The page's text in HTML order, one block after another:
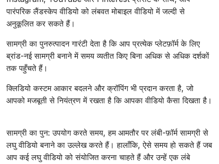
पारंपरिक लैंडस्केप वीडियो को लंबवत मोबाइल वीडियो में जल्दी से
अनुकूलित कर सकते हैं।
सामग्री का पुनरुत्पादन गारंटी देता है कि आप प्रत्येक प्लेटफ़ॉर्म के लिए
ब्रांड-नई सामग्री बनाने में समय व्यतीत किए बिना अधिक से अधिक दर्शकों
तक पहुँचते हैं।
क्लिडियो कस्टम आकार बदलने और क्रॉपिंग भी प्रदान करता है, जो
आपको मजबूती से नियंत्रण में रखता है कि आपका वीडियो कैसा दिखता है।
सामग्री का पुन: उपयोग करते समय, हम आमतौर पर लंबी-फ़ॉर्म सामग्री से
लघु वीडियो बनाने का उल्लेख करते हैं। हालाँकि, ऐसे समय हो सकते हैं जब
आप कई लघु वीडियो को संयोजित करना चाहते हैं और उन्हें एक लंबे